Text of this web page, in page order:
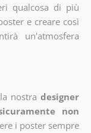
qualcosa di più
e creare così
un'atmosfera
nostra designer
non
i poster sempre